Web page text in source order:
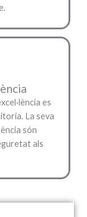
es
La seva
són
als